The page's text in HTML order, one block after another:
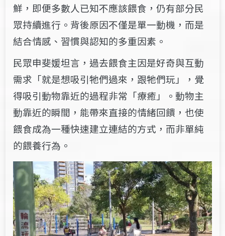
鮮，即便多數人已知不應該餵食，仍有部分民
眾持續進行。背後原因不僅是單一動機，而是
結合情感、習慣與認知的多重因素。
民眾申斐媛坦言，過去餵食主因是好奇與互動
需求「就是想吸引牠們過來，跟牠們玩」，覺
得吸引動物靠近的過程非常「療癒」。動物主
動靠近的瞬間，能帶來直接的情緒回饋，也使
餵食成為一種快速建立連結的方式，而非單純
的餵養行為。